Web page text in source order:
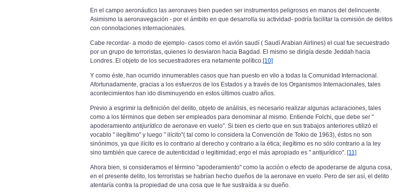
En el campo aeronáutico las aeronaves bien pueden ser instrumentos peligrosos en manos del delincuente.
Asimismo la aeronavegación - por el ámbito en que desarrolla su actividad- podría facilitar la comisión de delitos
con connotaciones internacionales.
Cabe recordar- a modo de ejemplo- casos como el avión saudí ( Saudí Arabian Airlines) el cual fue secuestrado
por un grupo de terroristas, quienes lo desviaron hacia Bagdad. El mismo se dirigía desde Jeddah hacia
Londres. El objeto de los secuestradores era netamente político.[10]
Y como éste, han ocurrido innumerables casos que han puesto en vilo a todas la Comunidad Internacional.
Afortunadamente, gracias a los esfuerzos de los Estados y a través de los Organismos Internacionales, tales
acontecimientos han ido disminuyendo en estos últimos cuatro años.
Previo a esgrimir la definición del delito, objeto de análisis, es necesario realizar algunas aclaraciones, tales
como a los términos que deben ser empleados para denominar al mismo. Entiende Folchi, que debe ser "
apoderamiento antijurídico de aeronave en vuelo". Si bien es cierto que en sus trabajos anteriores utilizó el
vocablo " ilegítimo" y luego " ilícito"( tal como lo considera la Convención de Tokio de 1963), éstos no son
sinónimos, ya que ilícito es lo contrario al derecho y contrario a la ética; ilegítimo es no sólo contrario a la ley
sino también que carece de autenticidad o legitimidad; ergo el más apropiado es " antijurídico". [11]
Ahora bien, si consideramos el término "apoderamiento" como la acción o efecto de apoderarse de alguna cosa,
en el presente delito, los terroristas se habrían hecho dueños de la aeronave en vuelo. Pero de ser así, el delito
atentaría contra la propiedad de una cosa que le fue sustraída a su dueño.